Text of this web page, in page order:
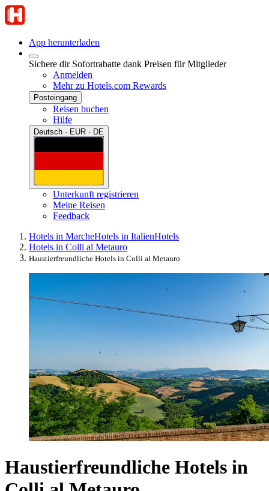
App herunterladen
Sichere dir Sofortrabatte dank Preisen für Mitglieder
Anmelden
Mehr zu Hotels.com Rewards
Posteingang
Reisen buchen
Hilfe
Deutsch · EUR · DE
Unterkunft registrieren
Meine Reisen
Feedback
Hotels in MarcheHotels in ItalienHotels
Hotels in Colli al Metauro
Haustierfreundliche Hotels in Colli al Metauro
Haustierfreundliche Hotels in